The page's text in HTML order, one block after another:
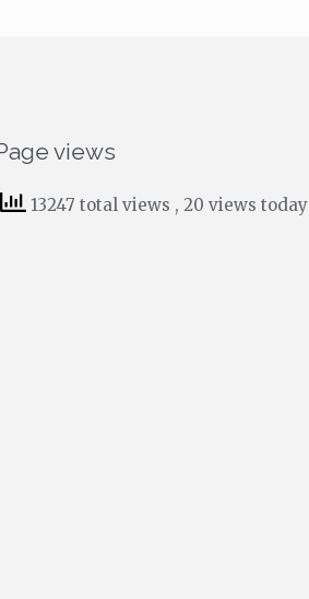
views
13247 total views , 20 views today